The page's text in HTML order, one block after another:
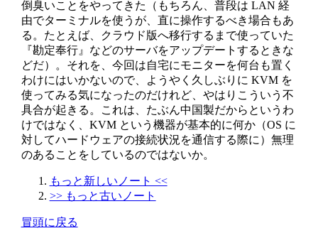
倒臭いことをやってきた（もちろん、普段は LAN 経
由でターミナルを使うが、直に操作するべき場合もあ
る。たとえば、クラウド版へ移行するまで使っていた
『勘定奉行』などのサーバをアップデートするときな
どだ）。それを、今回は自宅にモニターを何台も置く
わけにはいかないので、ようやく久しぶりに KVM を
使ってみる気になったのだけれど、やはりこういう不
具合が起きる。これは、たぶん中国製だからというわ
けではなく、KVM という機器が基本的に何か（OS に
対してハードウェアの接続状況を通信する際に）無理
のあることをしているのではないか。
もっと新しいノート <<
>> もっと古いノート
冒頭に戻る